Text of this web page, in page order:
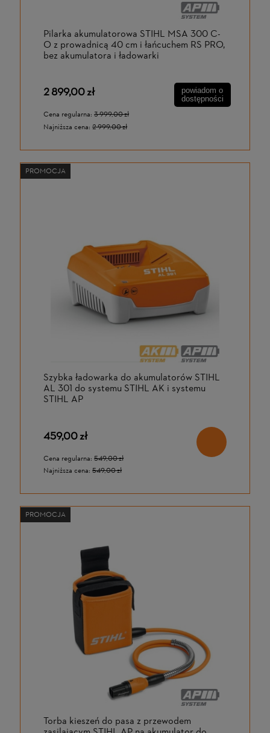
Pilarka akumulatorowa STIHL MSA 300 C-
O z prowadnicą 40 cm i łańcuchem RS PRO,
bez akumulatora i ładowarki
2 899,00 zł
Cena regularna: 3 999,00 zł
Najniższa cena: 2 999,00 zł
powiadom o
dostępności
Szybka ładowarka do akumulatorów STIHL
AL 301 do systemu STIHL AK i systemu
STIHL AP
459,00 zł
Cena regularna: 549,00 zł
Najniższa cena: 549,00 zł
PROMOCJA
Torba kieszeń do pasa z przewodem
PROMOCJA